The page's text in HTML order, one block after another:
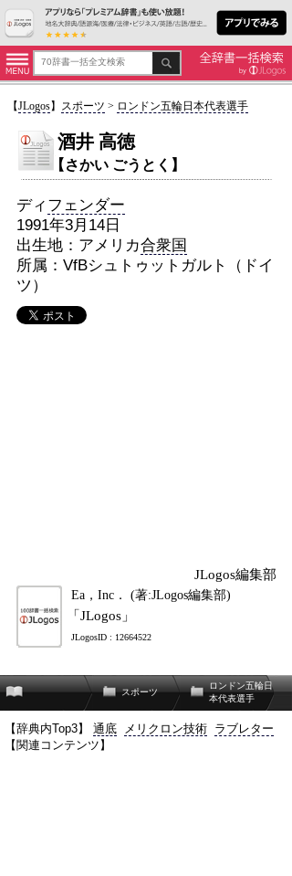
【JLogos】 スポーツ > ロンドン五輪日本代表選手
酒井 高徳
【さかい ごうとく】
ディ フェンダー
1991年3月14日
出生地：アメリカ合衆国
所属：VfBシュトゥットガルト（ドイ
ツ）
JLogos編集部
Ea，Inc． (著:JLogos編集部)
「JLogos」
JLogosID : 12664522
スポーツ
ロンドン五輪日
本代表選手
【辞典内Top3】 通底 メリクロン技術 ラブレター
【関連コンテンツ】